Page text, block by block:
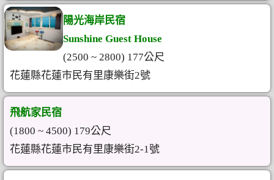
陽光海岸民宿
Sunshine Guest House
(2500 ~ 2800) 177公尺
花蓮縣花蓮市民有里康樂街2號
飛航家民宿
(1800 ~ 4500) 179公尺
花蓮縣花蓮市民有里康樂街2-1號